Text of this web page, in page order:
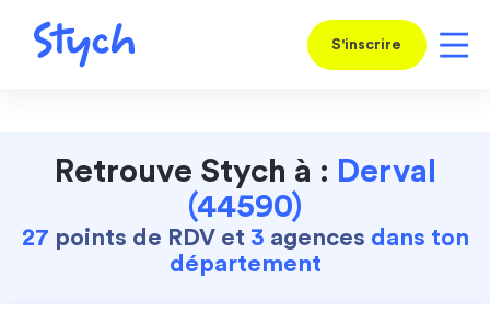
S'inscrire
Retrouve Stych à : Derval
(44590)
27 points de RDV et 3 agences dans ton
département